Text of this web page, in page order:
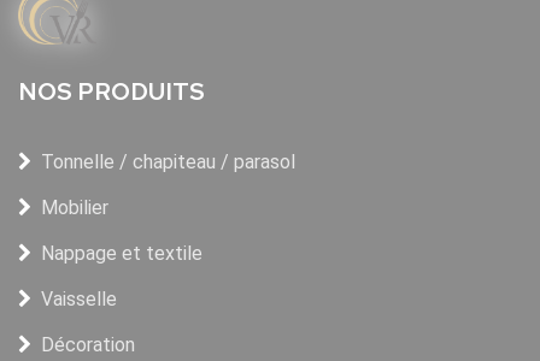
NOS PRODUITS
Tonnelle / chapiteau / parasol
Mobilier
Nappage et textile
Vaisselle
Décoration